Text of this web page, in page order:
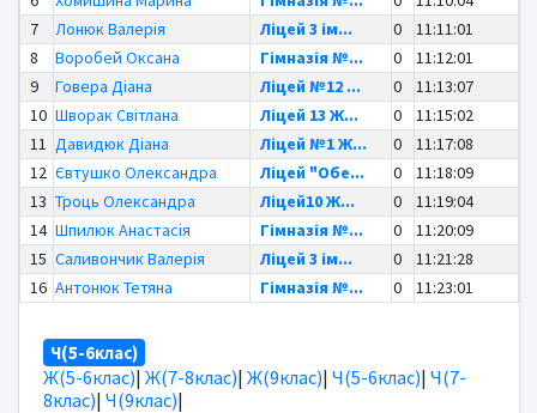
7
Лонюк Валерія Ліцей 3 ім... 0
11:11:01
8
Воробей Оксана Гімназія №... 0
11:12:01
9
Говера Діана Ліцей №12 ... 0
11:13:07
10 Шворак Світлана Ліцей 13 Ж... 0
11:15:02
11 Давидюк Діана Ліцей №1 Ж... 0
11:17:08
12 Євтушко Олександра Ліцей "Обе... 0
11:18:09
13 Троць Олександра Ліцей10 Ж... 0
11:19:04
14 Шпилюк Анастасія Гімназія №... 0
11:20:09
15 Саливончик Валерія Ліцей 3 ім... 0
11:21:28
16 Антонюк Тетяна Гімназія №... 0 11:23:01
Ч(5-6клас)
Ж(5-6клас)| Ж(7-8клас)| Ж(9клас)| Ч(5-6клас)| Ч(7-
8клас)| Ч(9клас)|